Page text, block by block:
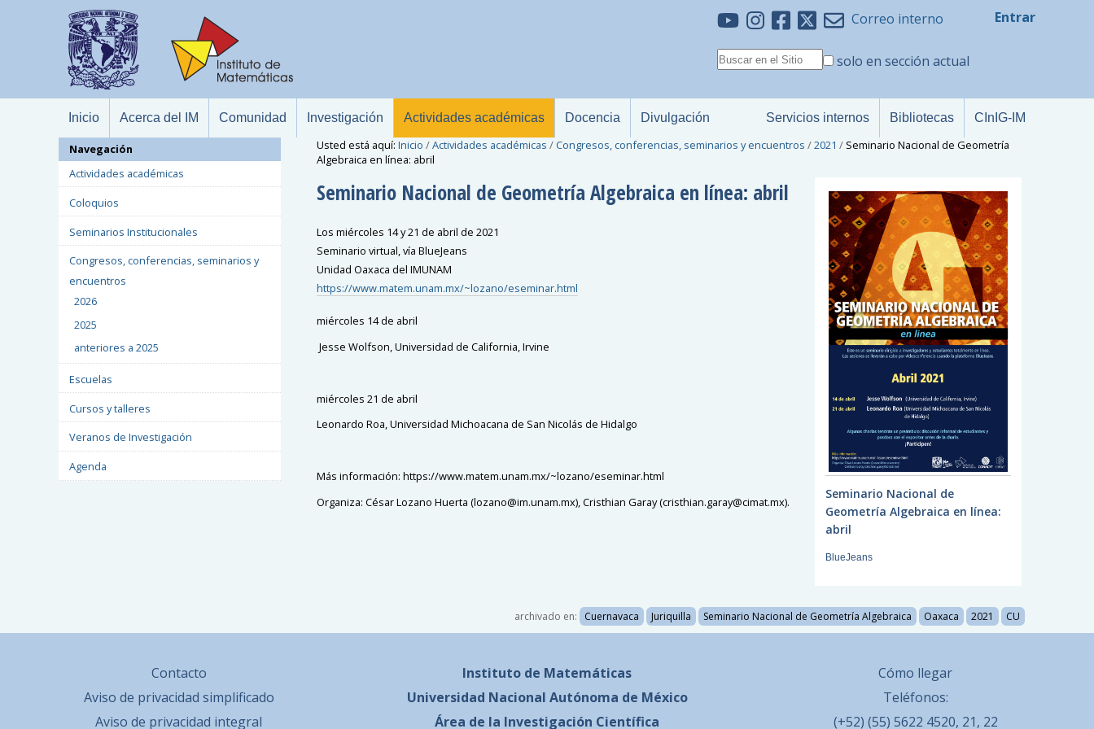
Correo interno
solo en sección actual
Entrar
Inicio Acerca del IM Comunidad Investigación Actividades académicas Docencia Divulgación Servicios internos Bibliotecas CInIG-IM
Usted está aquí: Inicio /Actividades académicas / Congresos, conferencias, seminarios y encuentros /2021 / Seminario Nacional de Geometría
Algebraica en línea: abril
Seminario Nacional de Geometría Algebraica en línea: abril
Los miércoles 14 y 21 de abril de 2021
Seminario virtual, vía BlueJeans
Unidad Oaxaca del IMUNAM
https://www.matem.unam.mx/~lozano/eseminar.html
miércoles 14 de abril
Jesse Wolfson, Universidad de California, Irvine
miércoles 21 de abril
Leonardo Roa, Universidad Michoacana de San Nicolás de Hidalgo
Más información: https://www.matem.unam.mx/~lozano/eseminar.html
Organiza: César Lozano Huerta (lozano@im.unam.mx), Cristhian Garay (cristhian.garay@cimat.mx).
Seminario Nacional de
Geometría Algebraica en línea:
abril
BlueJeans
archivado en: Cuernavaca Juriquilla Seminario Nacional de Geometría Algebraica Oaxaca 2021 CU
Navegación
Actividades académicas
Coloquios
Seminarios Institucionales
Congresos, conferencias, seminarios y
encuentros
2026
2025
anteriores a 2025
Escuelas
Cursos y talleres
Veranos de Investigación
Agenda
Contacto
Aviso de privacidad simplificado
Aviso de privacidad integral
Instituto de Matemáticas
Universidad Nacional Autónoma de México
Área de la Investigación Científica
Cómo llegar
Teléfonos:
(+52) (55) 5622 4520, 21, 22